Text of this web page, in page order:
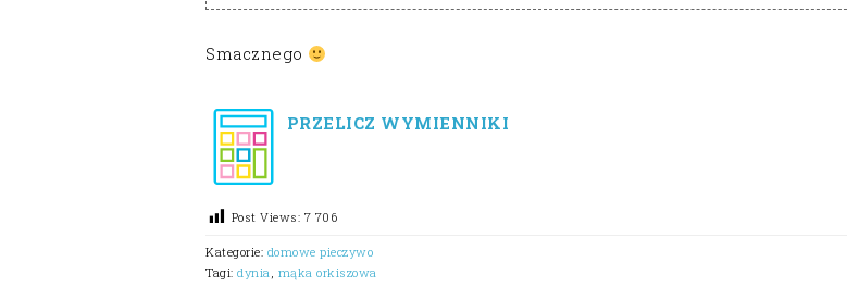
Smacznego
PRZELICZ WYMIENNIKI
Post Views: 7 706
Kategorie: domowe pieczywo
Tagi: dynia, mąka orkiszowa